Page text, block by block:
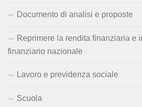
Documento di analisi e proposte
Reprimere la rendita finanziaria e
finanziario nazionale
Lavoro e previdenza sociale
Scuola